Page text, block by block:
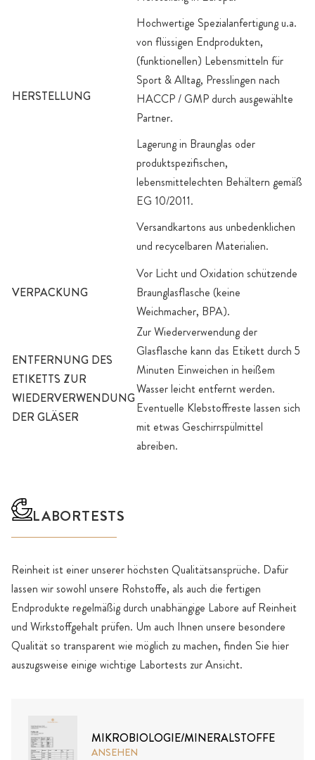
HERSTELLUNG
Hochwertige Spezialanfertigung u.a.
von flüssigen Endprodukten,
(funktionellen) Lebensmitteln für
Sport & Alltag, Presslingen nach
HACCP / GMP durch ausgewählte
Partner.
Lagerung in Braunglas oder
produktspezifischen,
lebensmittelechten Behältern gemäß
EG 10/2011.
Versandkartons aus unbedenklichen
und recycelbaren Materialien.
VERPACKUNG
Vor Licht und Oxidation schützende
Braunglasflasche (keine
Weichmacher, BPA).
ENTFERNUNG DES
ETIKETTS ZUR
WIEDERVERWENDUNG
DER GLÄSER
Zur Wiederverwendung der
Glasflasche kann das Etikett durch 5
Minuten Einweichen in heißem
Wasser leicht entfernt werden.
Eventuelle Klebstoffreste lassen sich
mit etwas Geschirrspülmittel
abreiben.
LABORTESTS
Reinheit ist einer unserer höchsten Qualitätsansprüche. Dafür
lassen wir sowohl unsere Rohstoffe, als auch die fertigen
Endprodukte regelmäßig durch unabhängige Labore auf Reinheit
und Wirkstoffgehalt prüfen. Um auch Ihnen unsere besondere
Qualität so transparent wie möglich zu machen, finden Sie hier
auszugsweise einige wichtige Labortests zur Ansicht.
MIKROBIOLOGIE/MINERALSTOFFE
ANSEHEN